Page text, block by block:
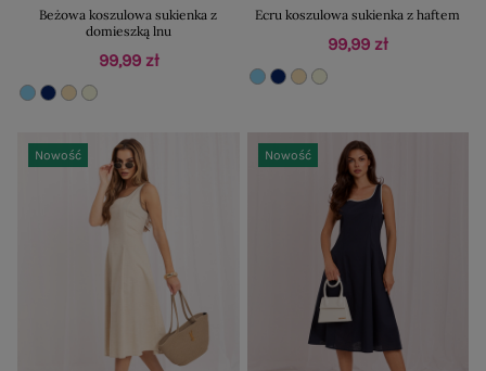
Beżowa koszulowa sukienka z
domieszką lnu
99,99 zł
Ecru koszulowa sukienka z haftem
99,99 zł
Nowość Nowość